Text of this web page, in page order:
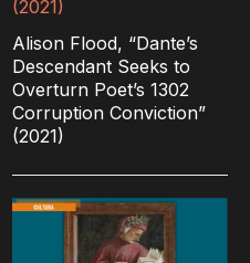
Alison Flood, “Dante’s
Descendant Seeks to
Overturn Poet’s 1302
Corruption Conviction”
(2021)